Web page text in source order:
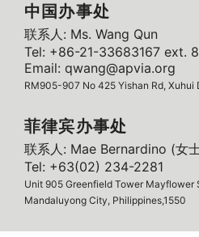
中国办事处
联系人: Ms. Wang Qun
Tel: +86-21-33683167 ext.
Email: qwang@apvia.org
RM905-907 No 425 Yishan Rd,
菲律宾办事处
联系人: Mae Bernardino (女
Tel: +63(02) 234-2281
Unit 905 Greenfield Tower Mayflower
Mandaluyong City, Philippines,1550